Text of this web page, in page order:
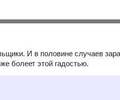
И в половине случаев
болеет этой гадостью.